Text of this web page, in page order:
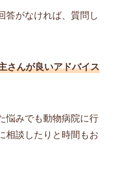
答がなければ、質問し
さんが良いアドバイス
悩みでも動物病院に行
相談したりと時間もお